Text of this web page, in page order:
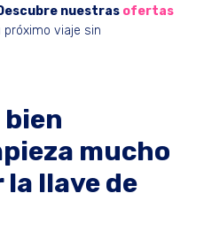
nuestras ofertas
viaje sin
mucho
llave de